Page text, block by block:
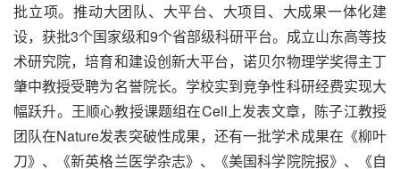
批立项。推动大团队、大平台、大项目、大成果一体化建
设，获批3个国家级和9个省部级科研平台。成立山东高等技
术研究院，培育和建设创新大平台，诺贝尔物理学奖得主丁
肇中教授受聘为名誉院长。学校实到竞争性科研经费实现大
幅跃升。王顺心教授课题组在Cell上发表文章，陈子江教授
团队在Nature发表突破性成果，还有一批学术成果在《柳叶
刀》、《新英格兰医学杂志》、《美国科学院院报》、《自